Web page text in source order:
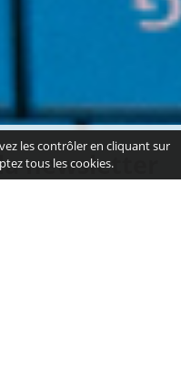
newsletter
les contrôler en cliquant sur
tous les cookies.